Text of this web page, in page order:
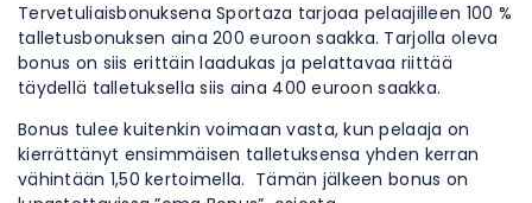
Tervetuliaisbonuksena Sportaza tarjoaa pelaajilleen 100 %
talletusbonuksen aina 200 euroon saakka. Tarjolla oleva
bonus on siis erittäin laadukas ja pelattavaa riittää
täydellä talletuksella siis aina 400 euroon saakka.
Bonus tulee kuitenkin voimaan vasta, kun pelaaja on
kierrättänyt ensimmäisen talletuksensa yhden kerran
vähintään 1,50 kertoimella. Tämän jälkeen bonus on